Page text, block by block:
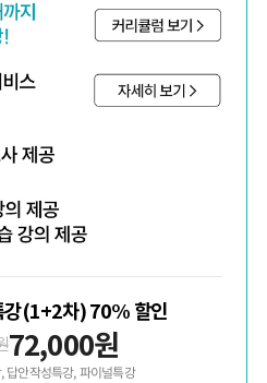
강(1+2차) 70% 할인
72,000원
답안작성특강, 파이널특강